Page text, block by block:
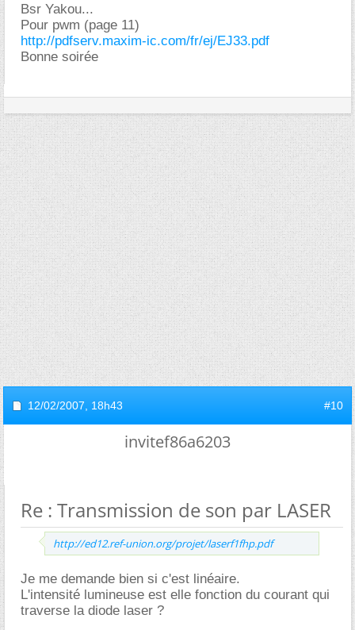
Bsr Yakou...
Pour pwm (page 11)
http://pdfserv.maxim-ic.com/fr/ej/EJ33.pdf
Bonne soirée
12/02/2007, 18h43 #10
invitef86a6203
Re : Transmission de son par LASER
http://ed12.ref-union.org/projet/laserf1fhp.pdf
Je me demande bien si c'est linéaire.
L'intensité lumineuse est elle fonction du courant qui
traverse la diode laser ?